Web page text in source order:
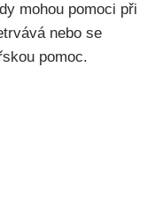
⁣mohou pomoci při
nebo se
pomoc.